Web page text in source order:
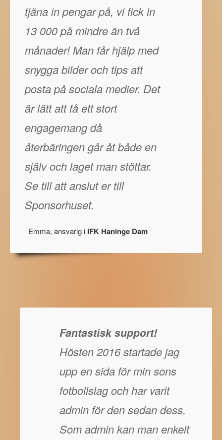
tjäna in pengar på, vi fick in
13 000 på mindre än två
månader! Man får hjälp med
snygga bilder och tips att
posta på sociala medier. Det
är lätt att få ett stort
engagemang då
återbäringen går åt både en
själv och laget man stöttar.
Se till att anslut er till
Sponsorhuset.
Emma, ansvarig i IFK Haninge Dam
Fantastisk support!
Hösten 2016 startade jag
upp en sida för min sons
fotbollslag och har varit
admin för den sedan dess.
Som admin kan man enkelt